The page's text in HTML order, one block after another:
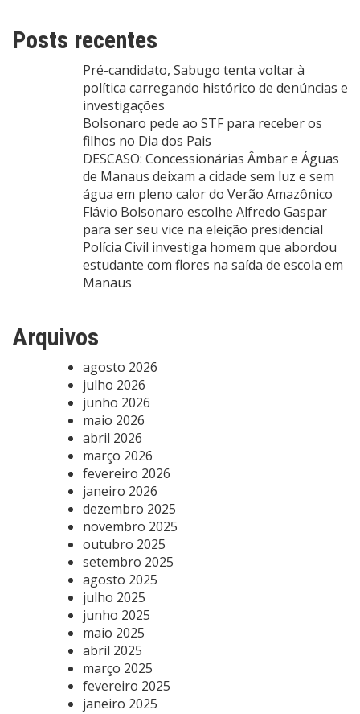
Posts recentes
Pré-candidato, Sabugo tenta voltar à
política carregando histórico de denúncias e
investigações
Bolsonaro pede ao STF para receber os
filhos no Dia dos Pais
DESCASO: Concessionárias Âmbar e Águas
de Manaus deixam a cidade sem luz e sem
água em pleno calor do Verão Amazônico
Flávio Bolsonaro escolhe Alfredo Gaspar
para ser seu vice na eleição presidencial
Polícia Civil investiga homem que abordou
estudante com flores na saída de escola em
Manaus
Arquivos
agosto 2026
julho 2026
junho 2026
maio 2026
abril 2026
março 2026
fevereiro 2026
janeiro 2026
dezembro 2025
novembro 2025
outubro 2025
setembro 2025
agosto 2025
julho 2025
junho 2025
maio 2025
abril 2025
março 2025
fevereiro 2025
janeiro 2025